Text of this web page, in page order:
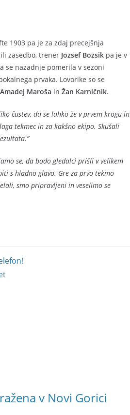
1903 pa je za zdaj precejšnja
zasedbo, trener Jozsef Bozsik pa je v
se nazadnje pomerila v sezoni
prvaka. Lovorike so se
Amadej Maroša in Žan Karničnik.
čustev, da se lahko že v prvem krogu in
tekmec in za kakšno ekipo. Skušali
se, da bodo gledalci prišli v velikem
s hladno glavo. Gre za prvo tekmo
smo pripravljeni in veselimo se
v Novi Gorici